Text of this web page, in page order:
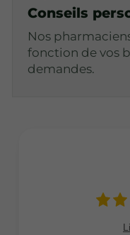
Conseils
Nos
fonction de vos
demandes.